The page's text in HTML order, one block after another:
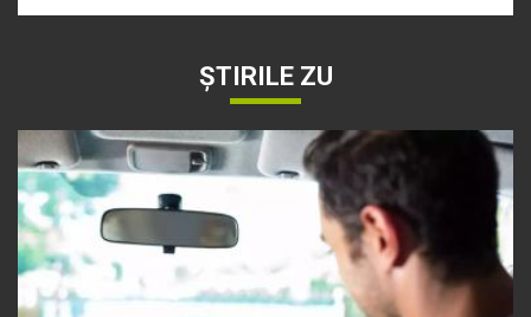
ȘTIRILE ZU